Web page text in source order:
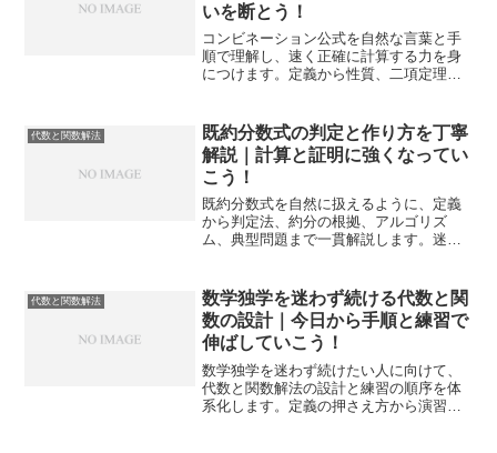
いを断とう！
コンビネーション公式を自然な言葉と手
順で理解し、速く正確に計算する力を身
につけます。定義から性質、二項定理と
代数と関数解法
既約分数式の判定と作り方を丁寧
解説｜計算と証明に強くなってい
こう！
既約分数式を自然に扱えるように、定義
から判定法、約分の根拠、アルゴリズ
ム、典型問題まで一貫解説します。迷い
代数と関数解法
数学独学を迷わず続ける代数と関
数の設計｜今日から手順と練習で
伸ばしていこう！
数学独学を迷わず続けたい人に向けて、
代数と関数解法の設計と練習の順序を体
系化します。定義の押さえ方から演習計